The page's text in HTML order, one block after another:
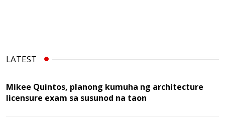
LATEST
Mikee Quintos, planong kumuha ng architecture
licensure exam sa susunod na taon